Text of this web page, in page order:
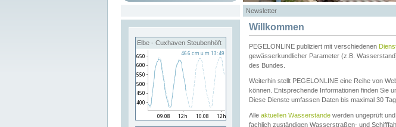
Newsletter
Elbe - Cuxhaven Steubenhöft
Willkommen
PEGELONLINE publiziert mit verschiedenen
gewässerkundlicher Parameter (z.B.
des Bundes.
Weiterhin stellt PEGELONLINE eine Reihe von
können. Entsprechende Informationen finden Sie
Diese Dienste umfassen Daten bis maximal 30
Alle aktuellen Wasserstände werden ungeprüft
fachlich zuständigen Wasserstraßen- und